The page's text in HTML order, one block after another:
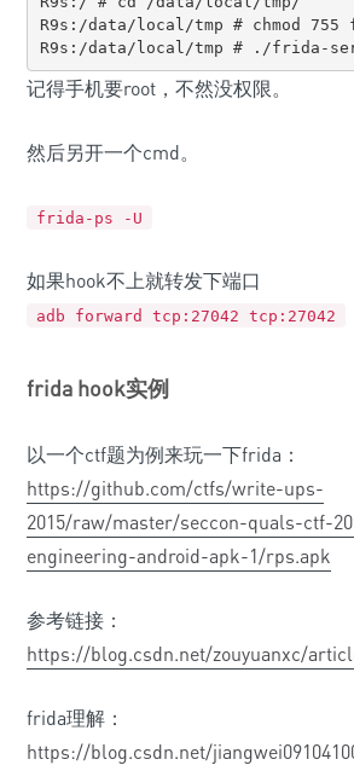
R9s:/data/local/tmp # chmod
R9s:/data/local/tmp # ./frida-
记得手机要root，不然没权限。
然后另开一个cmd。
frida-ps -U
如果hook不上就转发下端口
adb forward tcp:27042 tcp:27042
frida hook实例
以一个ctf题为例来玩一下frida：
https://github.com/ctfs/write-ups-
2015/raw/master/seccon-quals-ctf-
engineering-android-apk-1/rps.apk
参考链接：
https://blog.csdn.net/zouyuanxc/
frida理解：
https://blog.csdn.net/